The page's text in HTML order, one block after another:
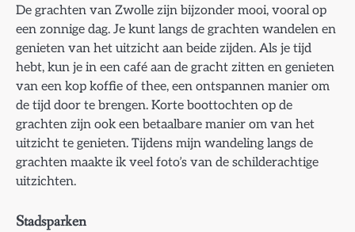
De grachten van Zwolle zijn bijzonder mooi, vooral op
een zonnige dag. Je kunt langs de grachten wandelen en
genieten van het uitzicht aan beide zijden. Als je tijd
hebt, kun je in een café aan de gracht zitten en genieten
van een kop koffie of thee, een ontspannen manier om
de tijd door te brengen. Korte boottochten op de
grachten zijn ook een betaalbare manier om van het
uitzicht te genieten. Tijdens mijn wandeling langs de
grachten maakte ik veel foto’s van de schilderachtige
uitzichten.
Stadsparken